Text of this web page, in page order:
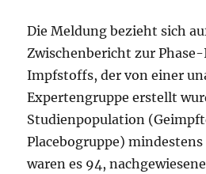
Die Meldung bezieht sich
Zwischenbericht zur
Impfstoffs, der von einer
Expertengruppe erstellt
Studienpopulation
Placebogruppe)
waren es 94,